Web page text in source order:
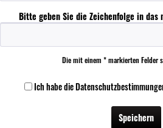
Bitte geben Sie die Zeichenfolge in das
Die mit einem * markierten Felder
Ich habe die
Speichern